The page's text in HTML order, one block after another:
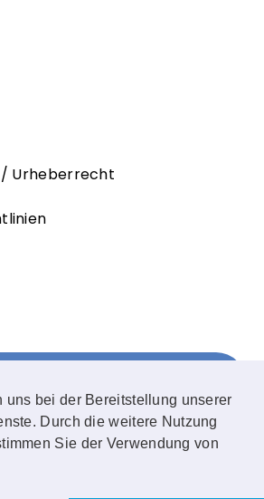
uns bei der Bereitstellung unserer
Durch die weitere Nutzung
Sie der Verwendung von
/ Urheberrecht